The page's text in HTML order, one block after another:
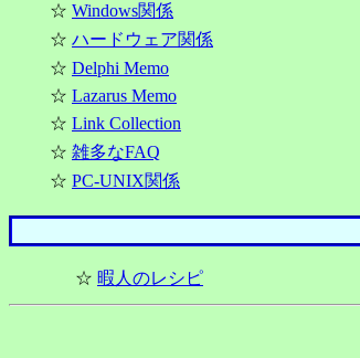
☆ Windows関係
☆ ハードウェア関係
☆ Delphi Memo
☆ Lazarus Memo
☆ Link Collection
☆ 雑多なFAQ
☆ PC-UNIX関係
☆ 暇人のレシピ